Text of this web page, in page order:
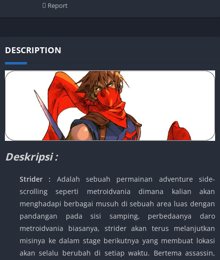
Report
DESCRIPTION
Deskripsi :
Strider : Adalah sebuah permainan adventure side-
scrolling seperti metroidvania dimana kalian akan
menghadapi berbagai musuh di sebuah area luas dengan
pandangan pada sisi samping, perbedaanya daro
metroidvania biasanya, strider akan terus melanjutkan
misinya ke dalam stage berikutnya yang membuat lokasi
akan selalu berubah di setiap waktu. Bertema assassin,